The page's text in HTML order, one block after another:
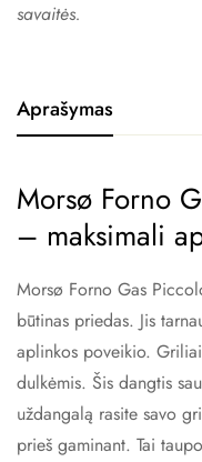
savaitės.
Aprašymas
Morsø Forno
– maksimali
Morsø Forno Gas
būtinas priedas. Jis
aplinkos poveikio.
dulkėmis. Šis dangtis
uždangalą rasite savo
prieš gaminant. Tai